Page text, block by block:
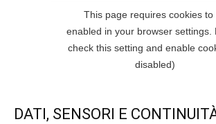
DATI, SENSORI E